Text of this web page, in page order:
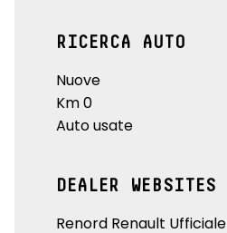
RICERCA AUTO
Nuove
Km 0
Auto usate
DEALER WEBSITES
Renord Renault Ufficiale